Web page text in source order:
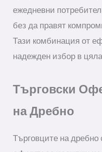
ежедневни
без да правят
Тази комбинация от
надежден избор в
Търговски
на Дребно
Търговците на дребно